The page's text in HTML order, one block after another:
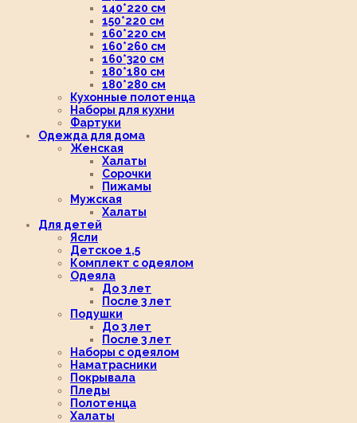
140*220 см
150*220 см
160*220 см
160*260 см
160*320 см
180*180 см
180*280 см
Кухонные полотенца
Наборы для кухни
Фартуки
Одежда для дома
Женская
Халаты
Сорочки
Пижамы
Мужская
Халаты
Для детей
Ясли
Детское 1,5
Комплект с одеялом
Одеяла
До 3 лет
После 3 лет
Подушки
До 3 лет
После 3 лет
Наборы с одеялом
Наматрасники
Покрывала
Пледы
Полотенца
Халаты